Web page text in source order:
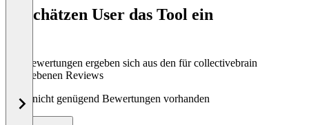
So schätzen User das Tool ein
Die Bewertungen ergeben sich aus den für collectivebrain
abgegebenen Reviews
Noch nicht genügend Bewertungen vorhanden